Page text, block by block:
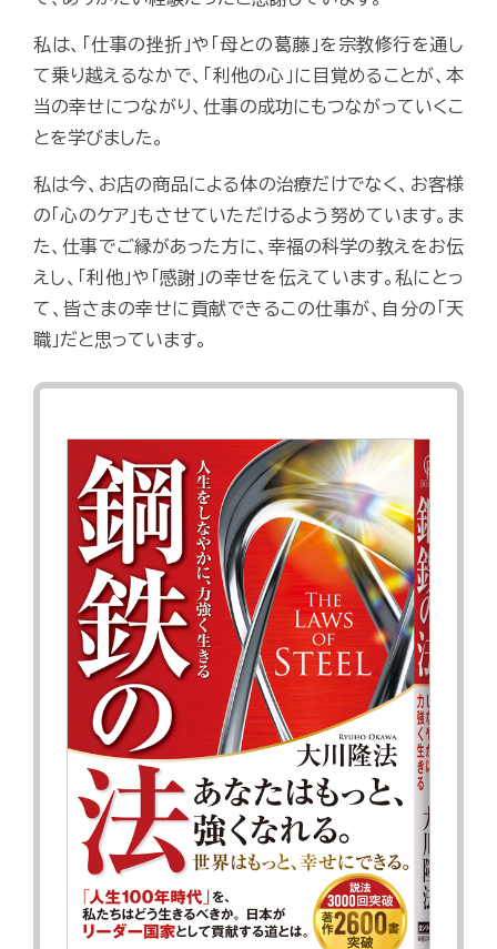
私は、「仕事の挫折」や「母との葛藤」を宗教修行を通し
て乗り越えるなかで、「利他の心」に目覚めることが、本
当の幸せにつながり、仕事の成功にもつながっていくこ
とを学びました。
私は今、お店の商品による体の治療だけでなく、お客様
の「心のケア」もさせていただけるよう努めています。ま
た、仕事でご縁があった方に、幸福の科学の教えをお伝
えし、「利他」や「感謝」の幸せを伝えています。私にとっ
て、皆さまの幸せに貢献できるこの仕事が、自分の「天
職」だと思っています。